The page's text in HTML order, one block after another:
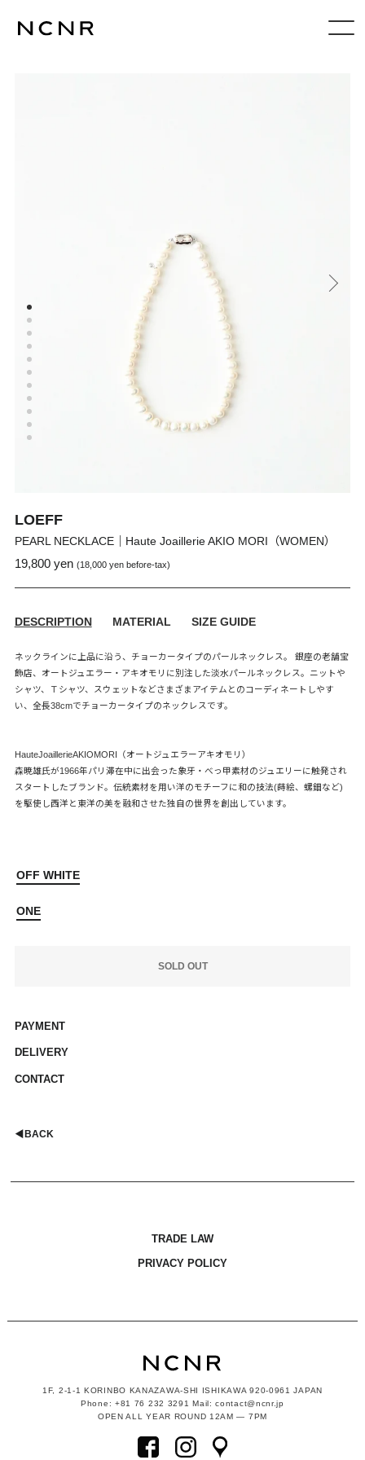
LOEFF
PEARL NECKLACE｜Haute Joaillerie AKIO MORI（WOMEN）
通
価
販
価
19,800 yen (18,000 yen before-tax)
DESCRIPTION MATERIAL SIZE GUIDE
ネックラインに上品に沿う、チョーカータイプのパールネックレス。 銀座の老舗宝
飾店、オートジュエラー・アキオモリに別注した淡水パールネックレス。ニットや
シャツ、Ｔシャツ、スウェットなどさまざまアイテムとのコーディネートしやす
い、全長38cmでチョーカータイプのネックレスです。
HauteJoaillerieAKIOMORI（オートジュエラーアキオモリ）
森暁雄氏が1966年パリ滞在中に出会った象牙・べっ甲素材のジュエリーに触発され
スタートしたブランド。伝統素材を用い洋のモチーフに和の技法(蒔絵、螺鈿など)
を駆使し西洋と東洋の美を融和させた独自の世界を創出しています。
OFF WHITE
ONE
SOLD OUT
PAYMENT
DELIVERY
CONTACT
◀︎BACK
TRADE LAW
PRIVACY POLICY
1F, 2-1-1KORINBO KANAZAWA-SHI ISHIKAWA 920-0961 JAPAN
Phone: +81 76 232 3291 Mail: contact@ncnr.jp
OPEN ALL YEAR ROUND 12AM — 7PM